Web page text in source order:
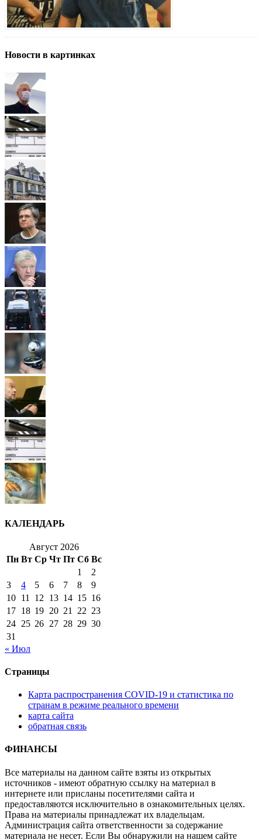
Новости в картинках
КАЛЕНДАРЬ
Август 2026
Пн Вт Ср Чт Пт Сб Вс
1
2
3
4 5 6 7 8
9
10 11 12 13 14 15 16
17 18 19 20 21 22 23
24 25 26 27 28 29 30
31
« Июл
Страницы
Карта распространения COVID-19 и статистика по
странам в режиме реального времени
карта сайта
обратная связь
ФИНАНСЫ
Все материалы на данном сайте взяты из открытых
источников - имеют обратную ссылку на материал в
интернете или присланы посетителями сайта и
предоставляются исключительно в ознакомительных целях.
Права на материалы принадлежат их владельцам.
Администрация сайта ответственности за содержание
материала не несет. Если Вы обнаружили на нашем сайте